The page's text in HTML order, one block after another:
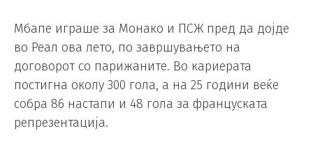
Мбапе играше за Монако и ПСЖ пред да дојде
во Реал ова лето, по завршувањето на
договорот со парижаните. Во кариерата
постигна околу 300 гола, а на 25 години веќе
собра 86 настапи и 48 гола за француската
репрезентација.